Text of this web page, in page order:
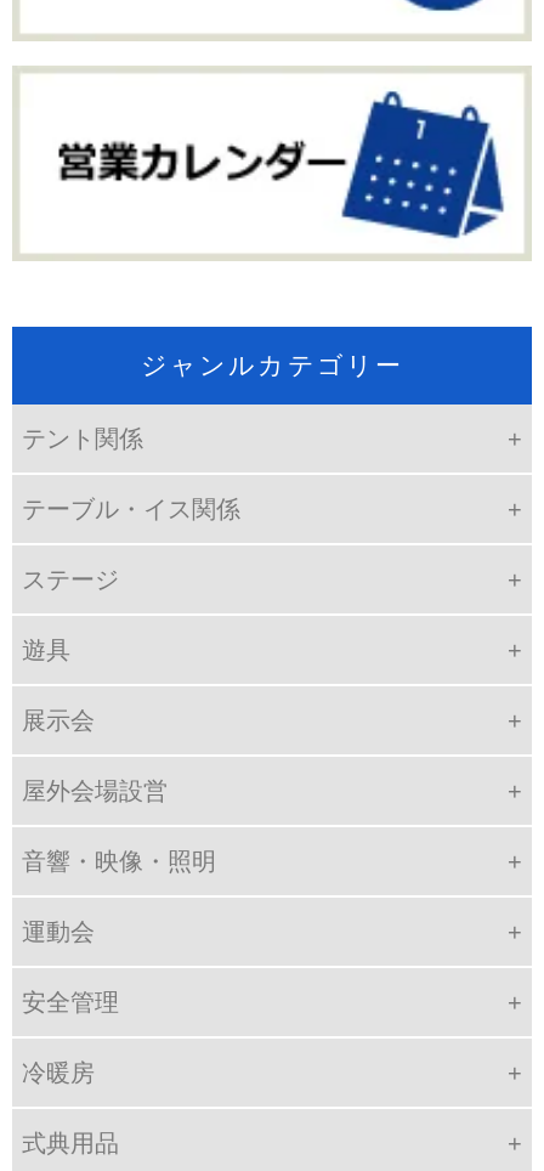
ジャンルカテゴリー
テント関係
テーブル・イス関係
ステージ
遊具
展示会
屋外会場設営
音響・映像・照明
運動会
安全管理
冷暖房
式典用品